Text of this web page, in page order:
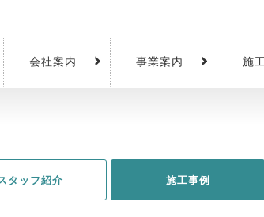
会社案内 事業案内 施
タッフ紹介 施工事例